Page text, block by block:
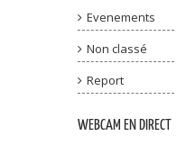
Evenements
Non classé
Report
WEBCAM EN DIRECT